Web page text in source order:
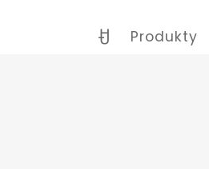
Produkty